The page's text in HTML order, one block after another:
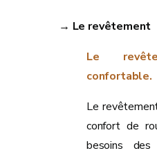
→ Le revêtement
Le
confortable.
Le
confort de
besoins